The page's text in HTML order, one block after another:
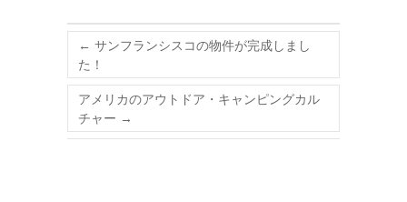
← サンフランシスコの物件が完成しまし
た！
アメリカのアウトドア・キャンピングカル
チャー →